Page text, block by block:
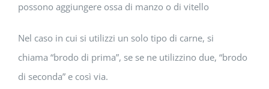
possono aggiungere ossa di manzo o di vitello
Nel caso in cui si utilizzi un solo tipo di carne, si
chiama “brodo di prima”, se se ne utilizzino due, “brodo
di seconda” e così via.